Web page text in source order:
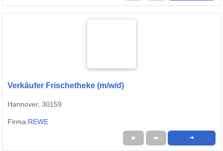
Verkäufer Frischetheke (m/w/d)
Hannover, 30159
Firma:REWE
★ ➦ ➜